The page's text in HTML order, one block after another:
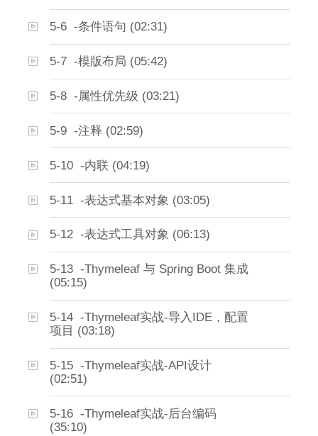
5-6 -条件语句 (02:31)
5-7 -模版布局 (05:42)
5-8 -属性优先级 (03:21)
5-9 -注释 (02:59)
5-10 -内联 (04:19)
5-11 -表达式基本对象 (03:05)
5-12 -表达式工具对象 (06:13)
5-13 -Thymeleaf 与 Spring Boot 集成
(05:15)
5-14 -Thymeleaf实战-导入IDE，配置
项目 (03:18)
5-15 -Thymeleaf实战-API设计
(02:51)
5-16 -Thymeleaf实战-后台编码
(35:10)